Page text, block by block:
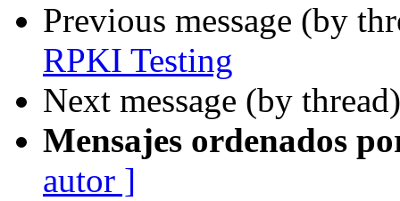
Previous message (by
RPKI Testing
Next message (by
Mensajes ordenados
autor ]